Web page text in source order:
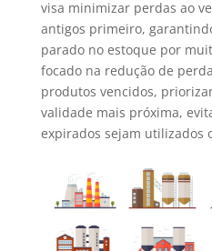
visa minimizar perdas ao
antigos primeiro,
parado no estoque por
focado na redução de
produtos vencidos,
validade mais próxima,
expirados sejam utilizados